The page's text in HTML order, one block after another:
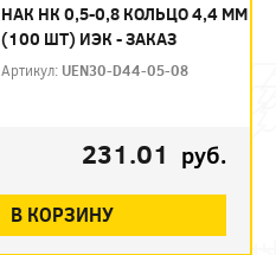
НАК НК 0,5-0,8 КОЛЬЦО 4,4 ММ
(100 ШТ) ИЭК - ЗАКАЗ
Артикул: UEN30-D44-05-08
231.01 руб.
В КОРЗИНУ